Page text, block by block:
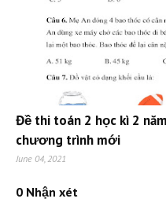
Đề thi toán 2 học kì 2
chương trình mới
June 04, 2021
0 Nhận xét